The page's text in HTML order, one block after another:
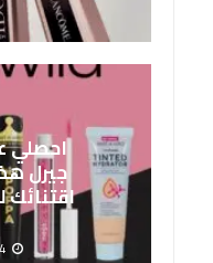
احصلي
جيرل